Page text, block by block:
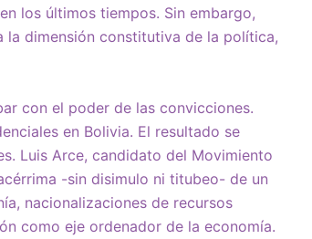
los últimos tiempos. Sin embargo,
la dimensión constitutiva de la política,
con el poder de las convicciones.
en Bolivia. El resultado se
Luis Arce, candidato del Movimiento
-sin disimulo ni titubeo- de un
nacionalizaciones de recursos
como eje ordenador de la economía.